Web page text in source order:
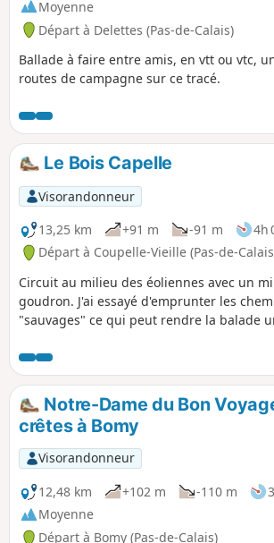
Moyenne
Départ à Delettes (Pas-de-Calais)
Ballade à faire entre amis, en vtt ou vtc,
routes de campagne sur ce tracé.
Le Bois Capelle
Visorandonneur
13,25 km
+91 m -91 m 4h
Départ à Coupelle-Vieille (Pas-de-
Circuit au milieu des éoliennes avec un
goudron. J'ai essayé d'emprunter les
"sauvages" ce qui peut rendre la balade
rando à celle intitulée de Fruges au Bois
pour réaliser un parcours de 28 km.
Notre-Dame du Bon
crêtes à Bomy
Visorandonneur
12,48 km
+102 m -110 m
Moyenne
Départ à Bomy (Pas-de-Calais)